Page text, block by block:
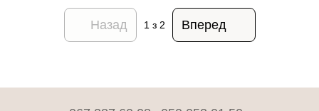
Назад 1 з 2 Вперед